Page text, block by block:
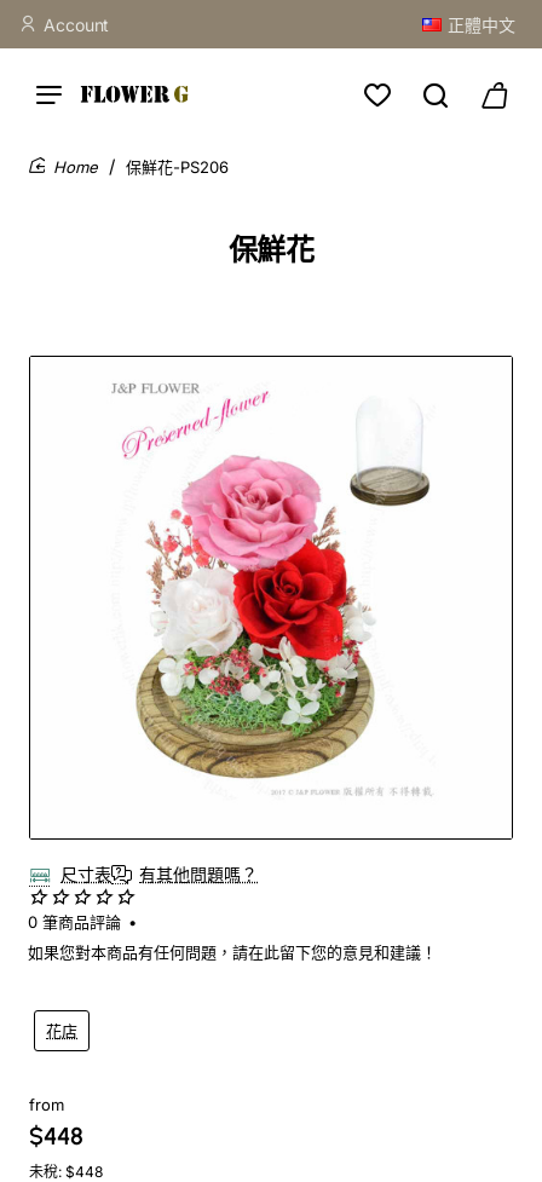
Account 正體中文
保鮮花
保鮮花-PS206
尺寸表 有其他問題嗎？
花店
0 筆商品評論 •
如果您對本商品有任何問題，請在此留下您的意見和建議！
from
$448
未稅: $448